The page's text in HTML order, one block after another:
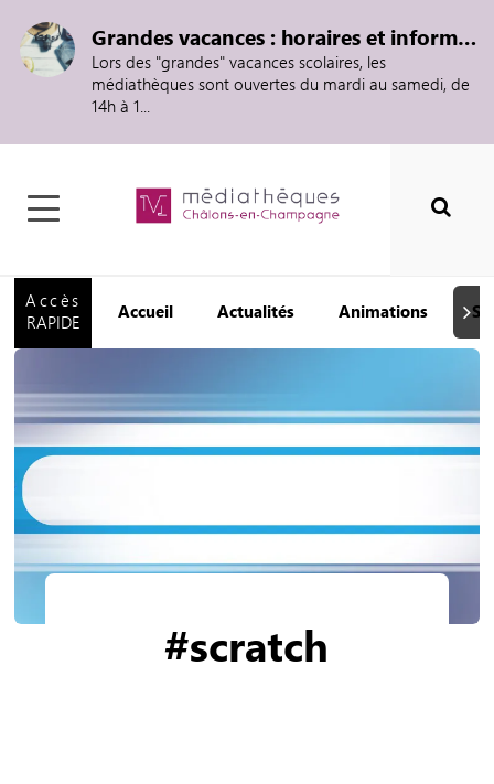
Grandes vacances : horaires et informations
Lors des "grandes" vacances scolaires, les
médiathèques sont ouvertes du mardi au samedi, de
14h à 1...
Accès
RAPIDE
Accueil Actualités Animations
#scratch